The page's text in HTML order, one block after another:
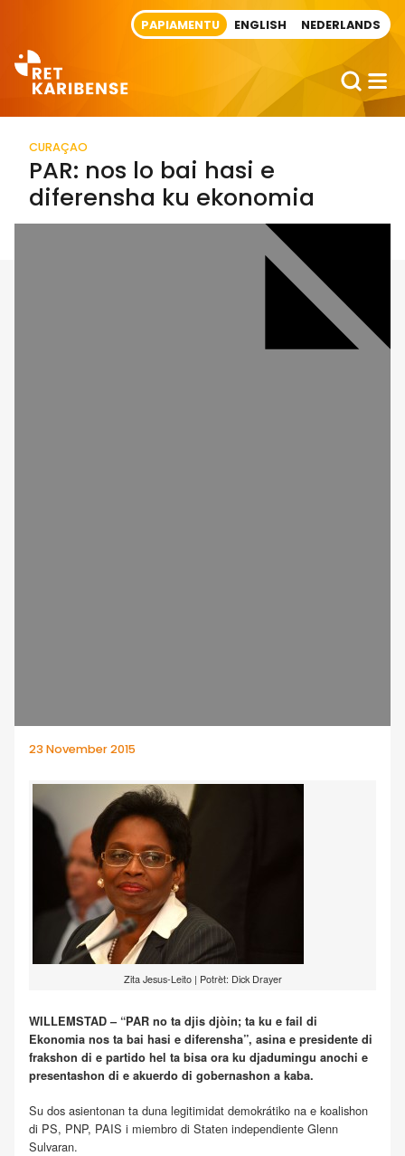
PAPIAMENTU ENGLISH NEDERLANDS
CURAÇAO
PAR: nos lo bai hasi e
diferensha ku ekonomia
23 November 2015
Zita Jesus-Leito | Potrèt: Dick Drayer
WILLEMSTAD – “PAR no ta djis djòin; ta ku e fail di
Ekonomia nos ta bai hasi e diferensha”, asina e presidente di
frakshon di e partido hel ta bisa ora ku djadumingu anochi e
presentashon di e akuerdo di gobernashon a kaba.
Su dos asientonan ta duna legitimidat demokrátiko na e koalishon
di PS, PNP, PAIS i miembro di Staten independiente Glenn
Sulvaran.